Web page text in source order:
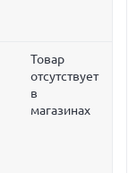
Товар
отсутствует
в
магазинах